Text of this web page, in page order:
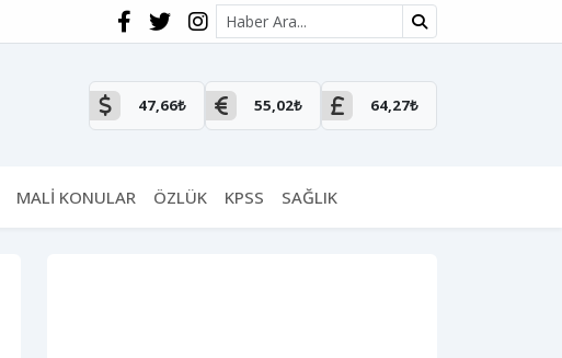
Site içi arama
47,66₺ 55,02₺ 64,27₺
MALİ KONULAR ÖZLÜK KPSS SAĞLIK